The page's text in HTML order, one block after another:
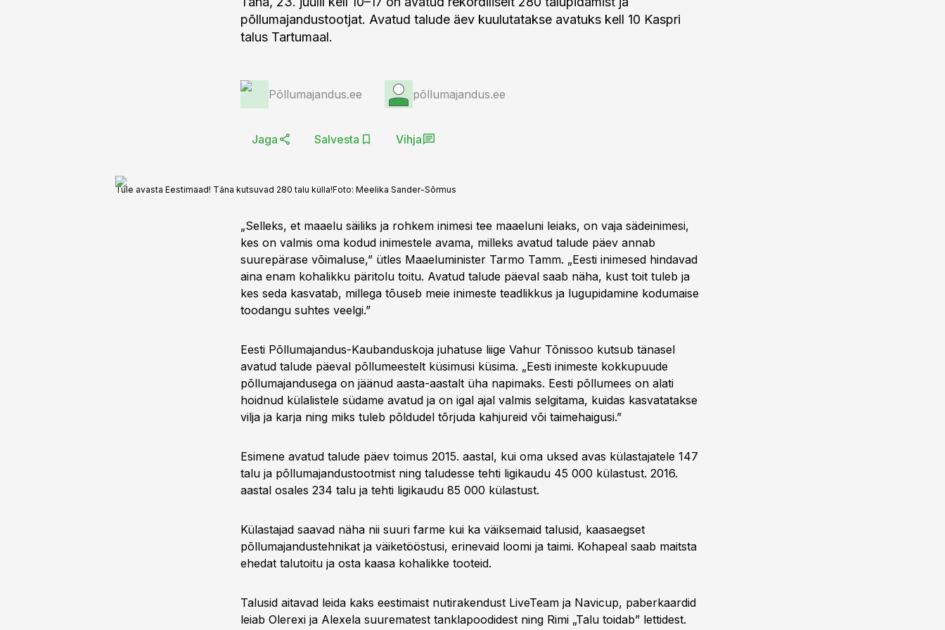
põllumajandustootjat. Avatud talude äev kuulutatakse avatuks kell 10 Kaspri
talus Tartumaal.
Põllumajandus.ee põllumajandus.ee
Jaga Salvesta Vihja
Tule avasta Eestimaad! Täna kutsuvad 280 talu külla!Foto: Meelika Sander-Sõrmus
„Selleks, et maaelu säiliks ja rohkem inimesi tee maaeluni leiaks, on vaja sädeinimesi,
kes on valmis oma kodud inimestele avama, milleks avatud talude päev annab
suurepärase võimaluse,” ütles Maaeluminister Tarmo Tamm. „Eesti inimesed hindavad
aina enam kohalikku päritolu toitu. Avatud talude päeval saab näha, kust toit tuleb ja
kes seda kasvatab, millega tõuseb meie inimeste teadlikkus ja lugupidamine kodumaise
toodangu suhtes veelgi.”
Eesti Põllumajandus-Kaubanduskoja juhatuse liige Vahur Tõnissoo kutsub tänasel
avatud talude päeval põllumeestelt küsimusi küsima. „Eesti inimeste kokkupuude
põllumajandusega on jäänud aasta-aastalt üha napimaks. Eesti põllumees on alati
hoidnud külalistele südame avatud ja on igal ajal valmis selgitama, kuidas kasvatatakse
vilja ja karja ning miks tuleb põldudel tõrjuda kahjureid või taimehaigusi.”
Esimene avatud talude päev toimus 2015. aastal, kui oma uksed avas külastajatele 147
talu ja põllumajandustootmist ning taludesse tehti ligikaudu 45 000 külastust. 2016.
aastal osales 234 talu ja tehti ligikaudu 85 000 külastust.
Külastajad saavad näha nii suuri farme kui ka väiksemaid talusid, kaasaegset
põllumajandustehnikat ja väiketööstusi, erinevaid loomi ja taimi. Kohapeal saab maitsta
ehedat talutoitu ja osta kaasa kohalikke tooteid.
Talusid aitavad leida kaks eestimaist nutirakendust LiveTeam ja Navicup, paberkaardid
leiab Olerexi ja Alexela suurematest tanklapoodidest ning Rimi „Talu toidab” lettidest.